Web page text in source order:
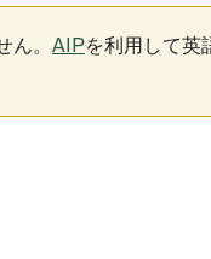
ん。 AIPを利用して英